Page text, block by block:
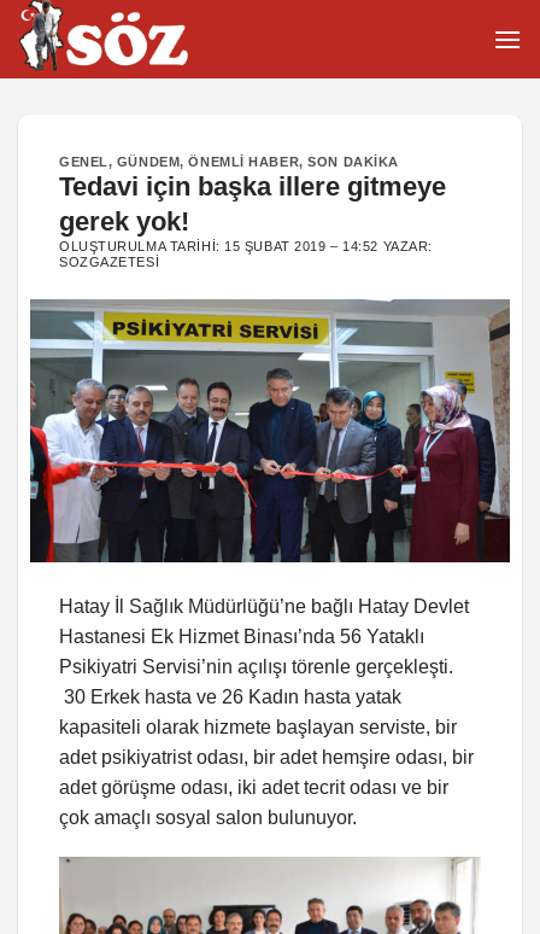
İçeriğe
atla
GENEL, GÜNDEM,ÖNEMLI HABER,SON DAKIKA
Tedavi için başka illere gitmeye
gerek yok!
OLUŞTURULMA TARIHI: 15 ŞUBAT 2019 – 14:52 YAZAR:
SOZGAZETESI
Hatay İl Sağlık Müdürlüğü’ne bağlı Hatay Devlet
Hastanesi Ek Hizmet Binası’nda 56 Yataklı
Psikiyatri Servisi’nin açılışı törenle gerçekleşti.
30 Erkek hasta ve 26 Kadın hasta yatak
kapasiteli olarak hizmete başlayan serviste, bir
adet psikiyatrist odası, bir adet hemşire odası, bir
adet görüşme odası, iki adet tecrit odası ve bir
çok amaçlı sosyal salon bulunuyor.